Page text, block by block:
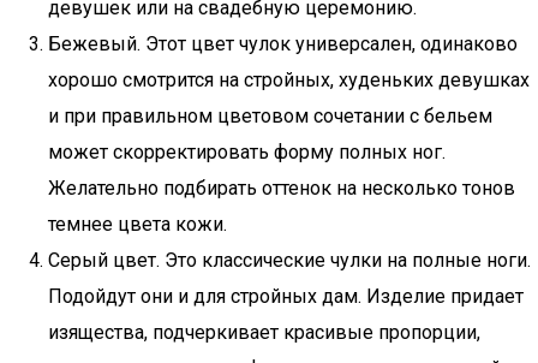
девушек или на свадебную церемонию.
Бежевый. Этот цвет чулок универсален, одинаково
хорошо смотрится на стройных, худеньких девушках
и при правильном цветовом сочетании с бельем
может скорректировать форму полных ног.
Желательно подбирать оттенок на несколько тонов
темнее цвета кожи.
Серый цвет. Это классические чулки на полные ноги.
Подойдут они и для стройных дам. Изделие придает
изящества, подчеркивает красивые пропорции,